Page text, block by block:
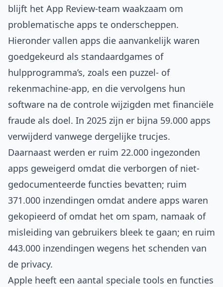
blijft het App Review-team waakzaam om
problematische apps te onderscheppen.
Hieronder vallen apps die aanvankelijk waren
goedgekeurd als standaardgames of
hulpprogramma’s, zoals een puzzel- of
rekenmachine-app, en die vervolgens hun
software na de controle wijzigden met financiële
fraude als doel. In 2025 zijn er bijna 59.000 apps
verwijderd vanwege dergelijke trucjes.
Daarnaast werden er ruim 22.000 ingezonden
apps geweigerd omdat die verborgen of niet-
gedocumenteerde functies bevatten; ruim
371.000 inzendingen omdat andere apps waren
gekopieerd of omdat het om spam, namaak of
misleiding van gebruikers bleek te gaan; en ruim
443.000 inzendingen wegens het schenden van
de privacy.
Apple heeft een aantal speciale tools en functies